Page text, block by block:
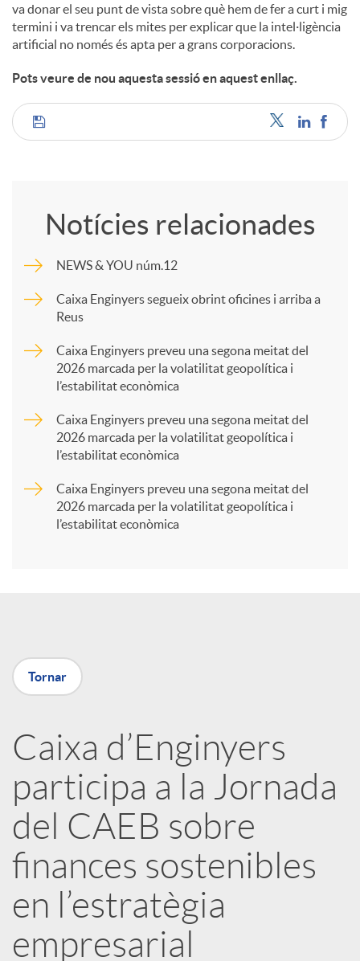
va donar el seu punt de vista sobre què hem de fer a curt i mig
termini i va trencar els mites per explicar que la intel·ligència
artificial no només és apta per a grans corporacions.
Pots veure de nou aquesta sessió en aquest enllaç.
C
p
a
X
r
x
e
s
Notícies relacionades
NEWS & YOU núm.12
Caixa Enginyers segueix obrint oficines i arriba a
Reus
Caixa Enginyers preveu una segona meitat del
2026 marcada per la volatilitat geopolítica i
l’estabilitat econòmica
Caixa Enginyers preveu una segona meitat del
2026 marcada per la volatilitat geopolítica i
l’estabilitat econòmica
Caixa Enginyers preveu una segona meitat del
2026 marcada per la volatilitat geopolítica i
l’estabilitat econòmica
Tornar
Caixa d’Enginyers
participa a la Jornada
del CAEB sobre
finances sostenibles
en l’estratègia
empresarial